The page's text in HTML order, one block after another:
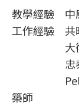
教學經驗 中
工作經驗 共
大衡建築
忠泰建設
Pelli
築師